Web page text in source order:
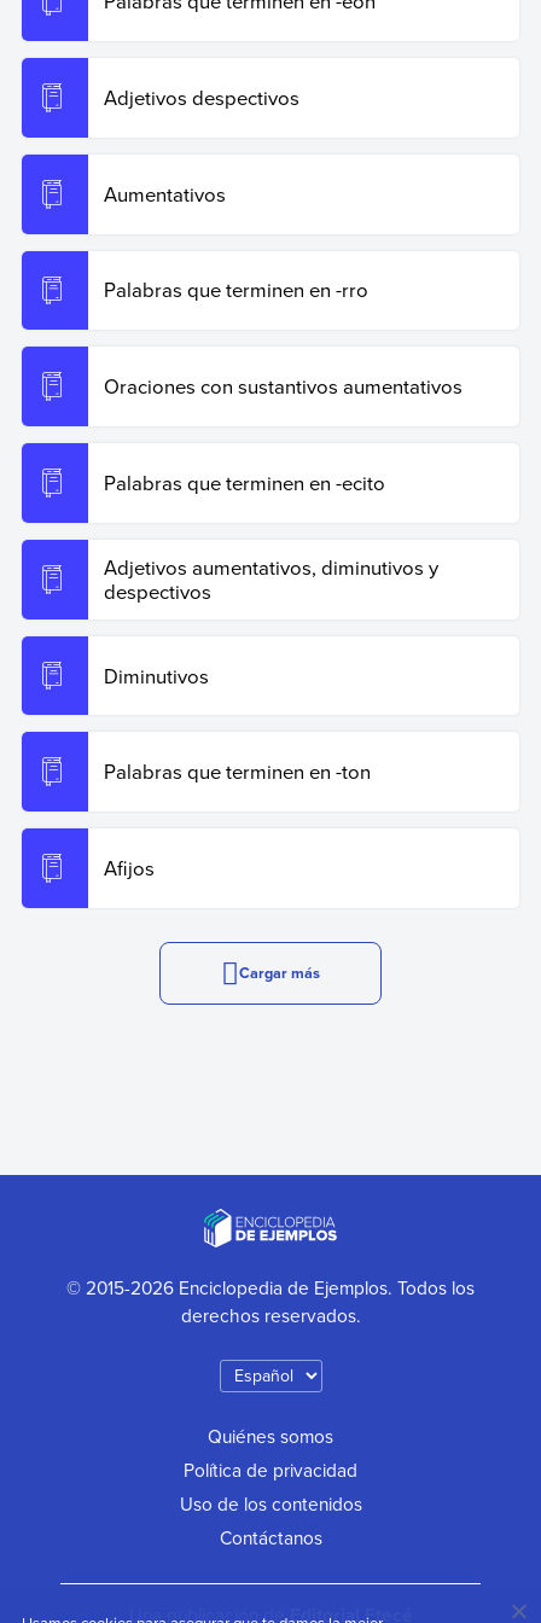
Adjetivos despectivos
Aumentativos
Palabras que terminen en -rro
Oraciones con sustantivos aumentativos
Palabras que terminen en -ecito
Adjetivos aumentativos, diminutivos y
despectivos
Diminutivos
Palabras que terminen en -ton
Afijos
Cargar más
© 2015-2026 Enciclopedia de Ejemplos. Todos los
derechos reservados.
Quiénes somos
Política de privacidad
Uso de los contenidos
Contáctanos
Una publicación deEditorial Etecé